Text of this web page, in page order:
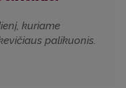
kuriame
palikuonis.